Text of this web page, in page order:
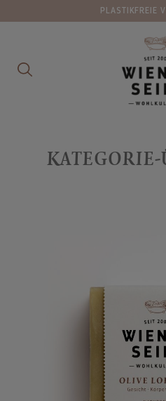
PLASTIKFREIE